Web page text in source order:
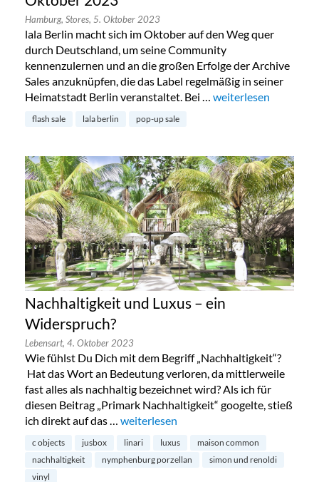
Hamburg, Stores, 5. Oktober 2023
lala Berlin macht sich im Oktober auf den Weg quer
durch Deutschland, um seine Community
kennenzulernen und an die großen Erfolge der Archive
Sales anzuknüpfen, die das Label regelmäßig in seiner
Heimatstadt Berlin veranstaltet. Bei … „Lala Berlin Flash
weiterlesen
flash sale lala berlin pop-up sale
Nachhaltigkeit und Luxus – ein
Widerspruch?
Lebensart, 4. Oktober 2023
Wie fühlst Du Dich mit dem Begriff „Nachhaltigkeit“?
Hat das Wort an Bedeutung verloren, da mittlerweile
fast alles als nachhaltig bezeichnet wird? Als ich für
diesen Beitrag „Primark Nachhaltigkeit“ googelte, stieß
ich direkt auf das … „Nachhaltigkeit und Luxus – ein
weiterlesen
c objects jusbox linari luxus
maison common
nachhaltigkeit
nymphenburg porzellan
simon und renoldi
vinyl